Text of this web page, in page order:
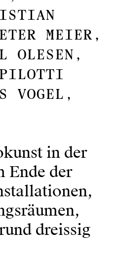
MEIER,
OLESEN,
VOGEL,
in der
Ende der
dreissig